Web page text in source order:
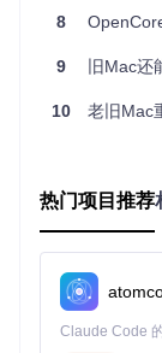
OCLP支持从
不同年份的
的设备支持列
步伐。
2.3 驱动与性
使Intel HD3000
左图：未使用
rey下的显示效果
8 OpenCore
9 旧Mac还
10 老旧Mac重
热门项目推荐